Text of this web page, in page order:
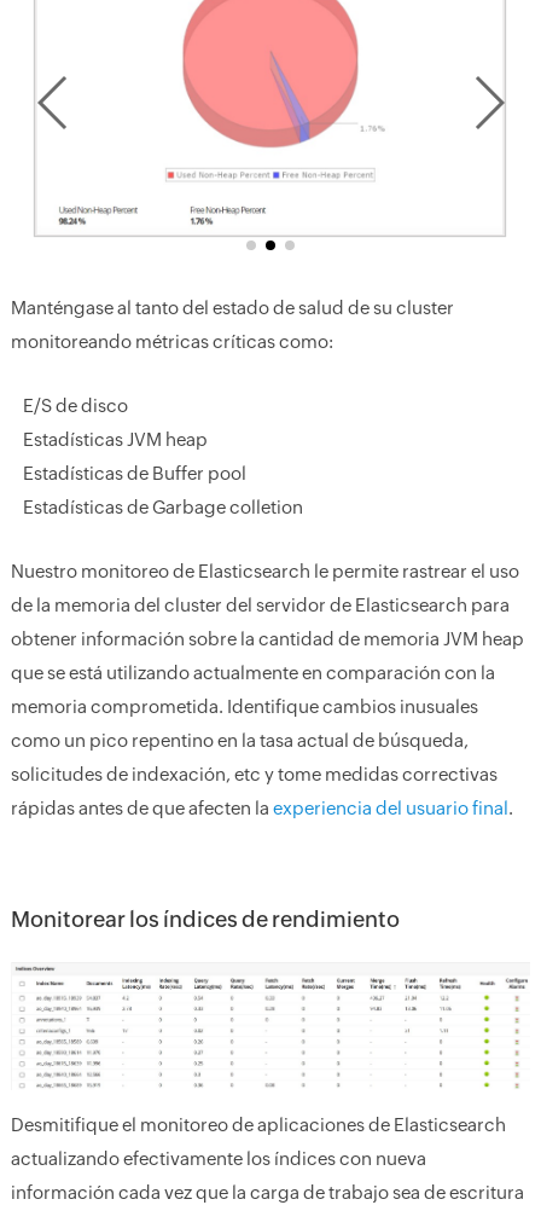
Manténgase al tanto del estado de salud de su cluster
monitoreando métricas críticas como:
E/S de disco
Estadísticas JVM heap
Estadísticas de Buffer pool
Estadísticas de Garbage colletion
Nuestro monitoreo de Elasticsearch le permite rastrear el uso
de la memoria del cluster del servidor de Elasticsearch para
obtener información sobre la cantidad de memoria JVM heap
que se está utilizando actualmente en comparación con la
memoria comprometida. Identifique cambios inusuales
como un pico repentino en la tasa actual de búsqueda,
solicitudes de indexación, etc y tome medidas correctivas
rápidas antes de que afecten la experiencia del usuario final.
Monitorear los índices de rendimiento
Desmitifique el monitoreo de aplicaciones de Elasticsearch
actualizando efectivamente los índices con nueva
información cada vez que la carga de trabajo sea de escritura